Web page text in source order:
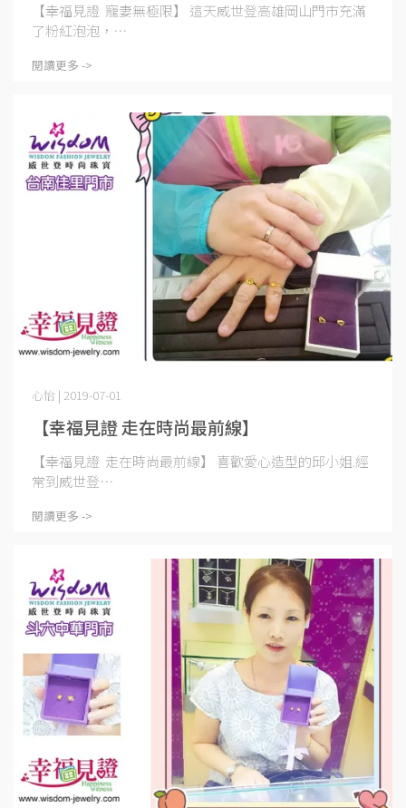
【幸福見證 寵妻無極限】 這天威世登高雄岡山門市充滿
了粉紅泡泡，⋯
閱讀更多 ->
【幸福見證 走在時尚最前線】
心怡 | 2019-07-01
【幸福見證 走在時尚最前線】 喜歡愛心造型的邱小姐.經
常到威世登⋯
閱讀更多 ->